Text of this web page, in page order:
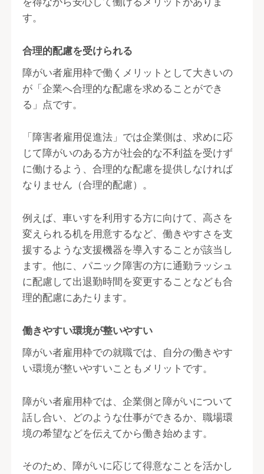
す。
合理的配慮を受けられる
障がい者雇用枠で働くメリットとして大きいの
が「企業へ合理的な配慮を求めることができ
る」点です。
「障害者雇用促進法」では企業側は、求めに応
じて障がいのある方が社会的な不利益を受けず
に働けるよう、合理的な配慮を提供しなければ
なりません（合理的配慮）。
例えば、車いすを利用する方に向けて、高さを
変えられる机を用意するなど、働きやすさを支
援するような支援機器を導入することが該当し
ます。他に、パニック障害の方に通勤ラッシュ
に配慮して出退勤時間を変更することなども合
理的配慮にあたります。
働きやすい環境が整いやすい
障がい者雇用枠での就職では、自分の働きやす
い環境が整いやすいこともメリットです。
障がい者雇用枠では、企業側と障がいについて
話し合い、どのような仕事ができるか、職場環
境の希望などを伝えてから働き始めます。
そのため、障がいに応じて得意なことを活かし